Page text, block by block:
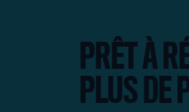
PRÊT À
PLUS DE